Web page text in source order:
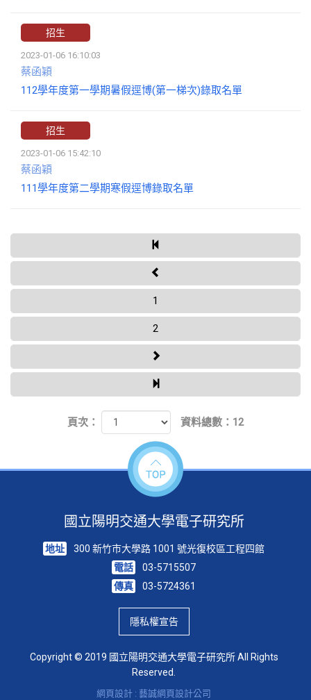
招生
2023-01-06 16:10:03
蔡函穎
112學年度第一學期暑假逕博(第一梯次)錄取名單
招生
2023-01-06 15:42:10
蔡函穎
111學年度第二學期寒假逕博錄取名單
1
2
頁次： 資料總數：12
國立陽明交通大學電子研究所
地址
300 新竹市大學路 1001 號光復校區工程四館
電話
03-5715507
傳真
03-5724361
隱私權宣告
Copyright © 2019 國立陽明交通大學電子研究所 All Rights
Reserved.
網頁設計 : 藝誠網頁設計公司